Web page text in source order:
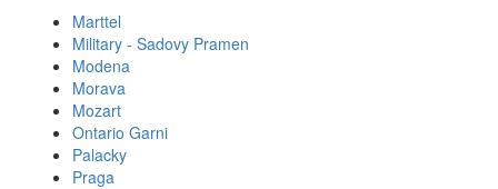
Marttel
Military - Sadovy Pramen
Modena
Morava
Mozart
Ontario Garni
Palacky
Praga